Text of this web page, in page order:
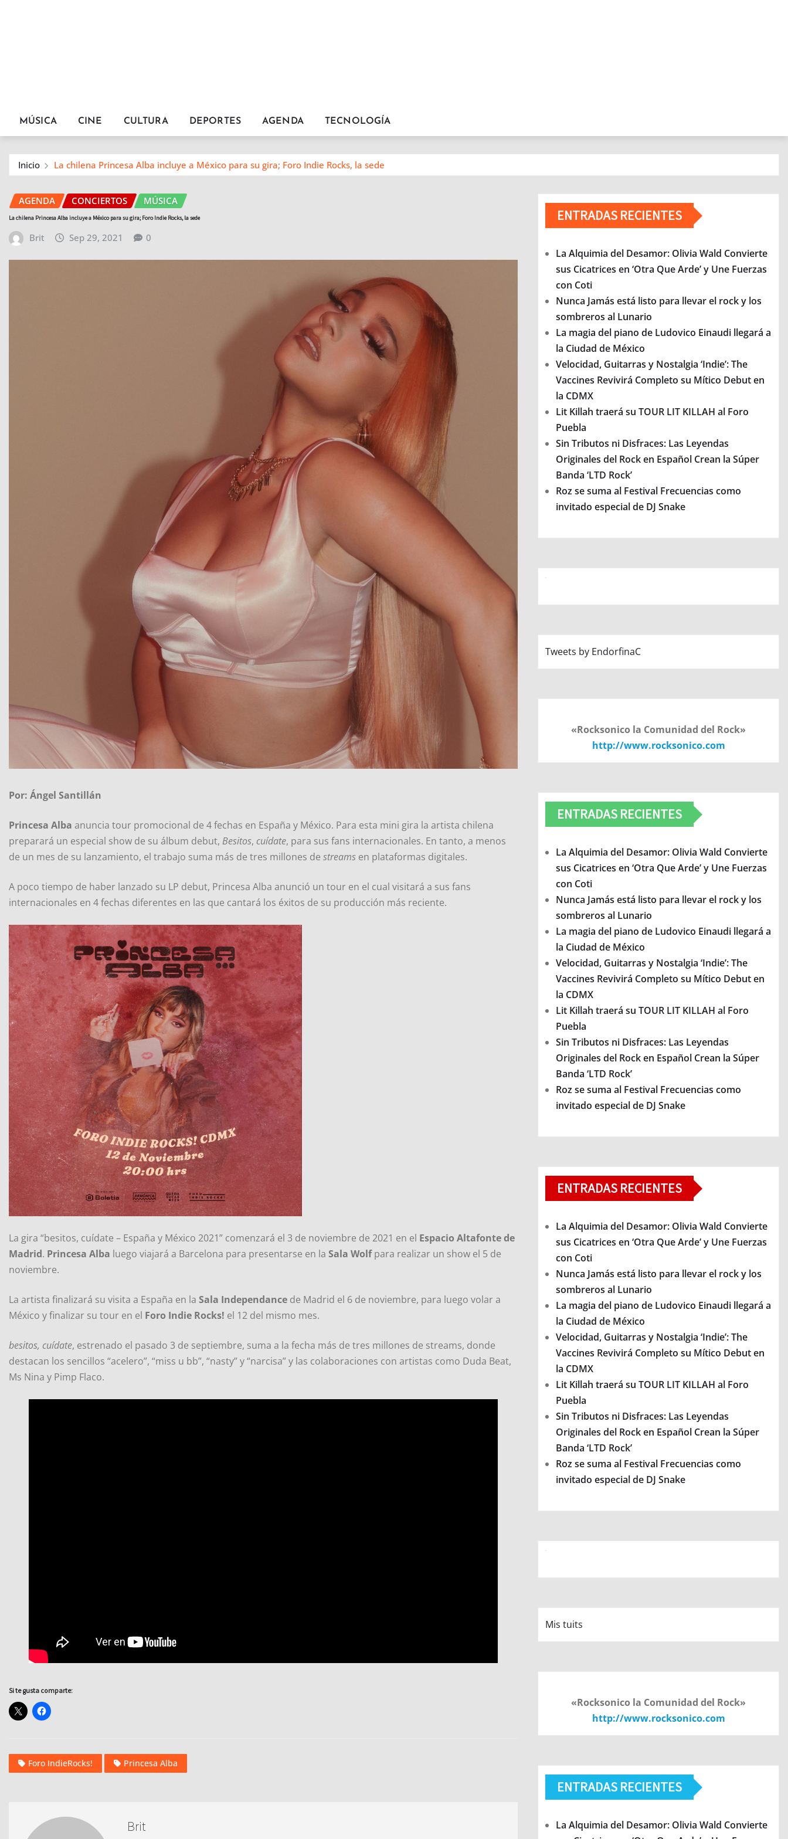
MÚSICA CINE CULTURA DEPORTES AGENDA TECNOLOGÍA
Inicio La chilena Princesa Alba incluye a México para su gira; Foro Indie Rocks, la sede
AGENDA CONCIERTOS MÚSICA
La chilena Princesa Alba incluye a México para su gira; Foro Indie Rocks, la sede
Brit Sep 29, 2021 0
Por: Ángel Santillán
Princesa Alba anuncia tour promocional de 4 fechas en España y México. Para esta mini gira la artista chilena
preparará un especial show de su álbum debut, Besitos, cuídate, para sus fans internacionales. En tanto, a menos
de un mes de su lanzamiento, el trabajo suma más de tres millones de streams en plataformas digitales.
A poco tiempo de haber lanzado su LP debut, Princesa Alba anunció un tour en el cual visitará a sus fans
internacionales en 4 fechas diferentes en las que cantará los éxitos de su producción más reciente.
La gira “besitos, cuídate – España y México 2021” comenzará el 3 de noviembre de 2021 en el Espacio Altafonte de
Madrid. Princesa Alba luego viajará a Barcelona para presentarse en la Sala Wolfpara realizar un show el 5 de
noviembre.
La artista finalizará su visita a España en la Sala Independance de Madrid el 6 de noviembre, para luego volar a
México y finalizar su tour en el Foro Indie Rocks! el 12 del mismo mes.
besitos, cuídate, estrenado el pasado 3 de septiembre, suma a la fecha más de tres millones de streams, donde
destacan los sencillos “acelero”, “miss u bb”, “nasty” y “narcisa” y las colaboraciones con artistas como Duda Beat,
Ms Nina y Pimp Flaco.
Si te gusta comparte:
Foro IndieRocks! Princesa Alba
Brit
ENTRADAS RECIENTES
La Alquimia del Desamor: Olivia Wald Convierte
sus Cicatrices en ‘Otra Que Arde’ y Une Fuerzas
con Coti
Nunca Jamás está listo para llevar el rock y los
sombreros al Lunario
La magia del piano de Ludovico Einaudi llegará a
la Ciudad de México
Velocidad, Guitarras y Nostalgia ‘Indie’: The
Vaccines Revivirá Completo su Mítico Debut en
la CDMX
Lit Killah traerá su TOUR LIT KILLAH al Foro
Puebla
Sin Tributos ni Disfraces: Las Leyendas
Originales del Rock en Español Crean la Súper
Banda ‘LTD Rock’
Roz se suma al Festival Frecuencias como
invitado especial de DJ Snake
Tweets by EndorfinaC
«Rocksonico la Comunidad del Rock»
http://www.rocksonico.com
ENTRADAS RECIENTES
La Alquimia del Desamor: Olivia Wald Convierte
sus Cicatrices en ‘Otra Que Arde’ y Une Fuerzas
con Coti
Nunca Jamás está listo para llevar el rock y los
sombreros al Lunario
La magia del piano de Ludovico Einaudi llegará a
la Ciudad de México
Velocidad, Guitarras y Nostalgia ‘Indie’: The
Vaccines Revivirá Completo su Mítico Debut en
la CDMX
Lit Killah traerá su TOUR LIT KILLAH al Foro
Puebla
Sin Tributos ni Disfraces: Las Leyendas
Originales del Rock en Español Crean la Súper
Banda ‘LTD Rock’
Roz se suma al Festival Frecuencias como
invitado especial de DJ Snake
ENTRADAS RECIENTES
La Alquimia del Desamor: Olivia Wald Convierte
sus Cicatrices en ‘Otra Que Arde’ y Une Fuerzas
con Coti
Nunca Jamás está listo para llevar el rock y los
sombreros al Lunario
La magia del piano de Ludovico Einaudi llegará a
la Ciudad de México
Velocidad, Guitarras y Nostalgia ‘Indie’: The
Vaccines Revivirá Completo su Mítico Debut en
la CDMX
Lit Killah traerá su TOUR LIT KILLAH al Foro
Puebla
Sin Tributos ni Disfraces: Las Leyendas
Originales del Rock en Español Crean la Súper
Banda ‘LTD Rock’
Roz se suma al Festival Frecuencias como
invitado especial de DJ Snake
Mis tuits
«Rocksonico la Comunidad del Rock»
http://www.rocksonico.com
ENTRADAS RECIENTES
La Alquimia del Desamor: Olivia Wald Convierte